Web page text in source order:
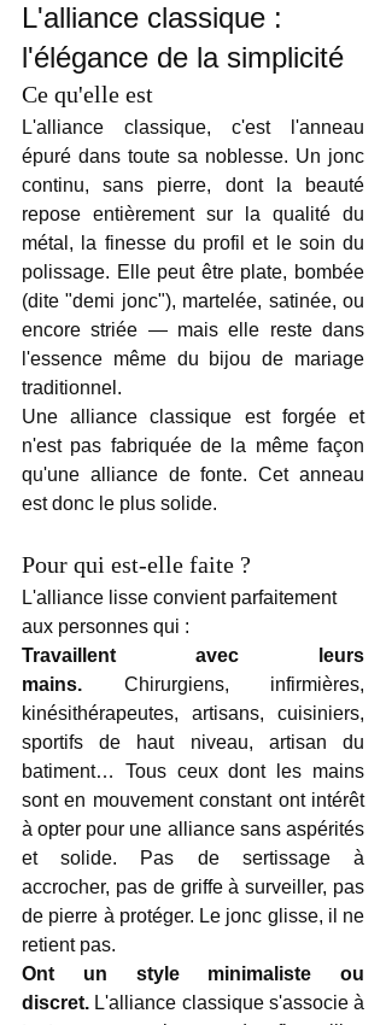
L'alliance classique :
l'élégance de la simplicité
Ce qu'elle est
L'alliance classique, c'est l'anneau
épuré dans toute sa noblesse. Un jonc
continu, sans pierre, dont la beauté
repose entièrement sur la qualité du
métal, la finesse du profil et le soin du
polissage. Elle peut être plate, bombée
(dite "demi jonc"), martelée, satinée, ou
encore striée — mais elle reste dans
l'essence même du bijou de mariage
traditionnel.
Une alliance classique est forgée et
n'est pas fabriquée de la même façon
qu'une alliance de fonte. Cet anneau
est donc le plus solide.
Pour qui est-elle faite ?
L'alliance lisse convient parfaitement
aux personnes qui :
Travaillent avec leurs
mains. Chirurgiens, infirmières,
kinésithérapeutes, artisans, cuisiniers,
sportifs de haut niveau, artisan du
batiment… Tous ceux dont les mains
sont en mouvement constant ont intérêt
à opter pour une alliance sans aspérités
et solide. Pas de sertissage à
accrocher, pas de griffe à surveiller, pas
de pierre à protéger. Le jonc glisse, il ne
retient pas.
Ont un style minimaliste ou
discret. L'alliance classique s'associe à